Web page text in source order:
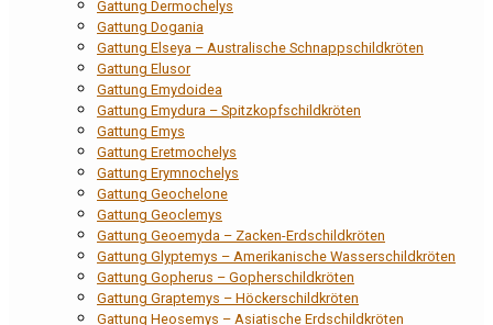
Gattung Dermochelys
Gattung Dogania
Gattung Elseya – Australische Schnappschildkröten
Gattung Elusor
Gattung Emydoidea
Gattung Emydura – Spitzkopfschildkröten
Gattung Emys
Gattung Eretmochelys
Gattung Erymnochelys
Gattung Geochelone
Gattung Geoclemys
Gattung Geoemyda – Zacken-Erdschildkröten
Gattung Glyptemys – Amerikanische Wasserschildkröten
Gattung Gopherus – Gopherschildkröten
Gattung Graptemys – Höckerschildkröten
Gattung Heosemys – Asiatische Erdschildkröten